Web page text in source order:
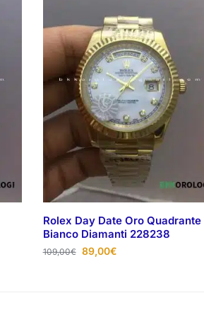
Rolex Day Date Oro Quadrante
Bianco Diamanti 228238
109,00€ 89,00€